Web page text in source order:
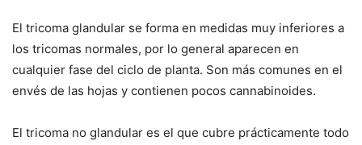
El tricoma glandular se forma en medidas muy inferiores a
los tricomas normales, por lo general aparecen en
cualquier fase del ciclo de planta. Son más comunes en el
envés de las hojas y contienen pocos cannabinoides.
El tricoma no glandular es el que cubre prácticamente todo